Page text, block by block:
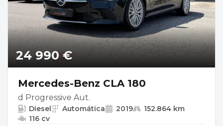
24 990 €
Mercedes-Benz CLA 180
d Progressive Aut.
Diesel Automática 2019
152.864 km
116 cv